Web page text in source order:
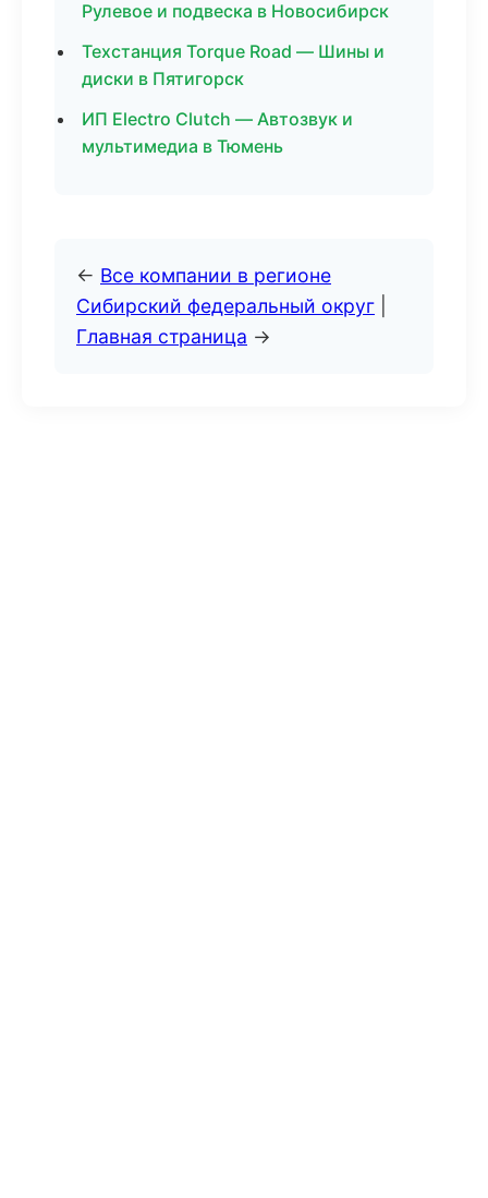
Рулевое и подвеска в Новосибирск
Техстанция Torque Road — Шины и
диски в Пятигорск
ИП Electro Clutch — Автозвук и
мультимедиа в Тюмень
← Все компании в регионе
Сибирский федеральный округ
Главная страница →